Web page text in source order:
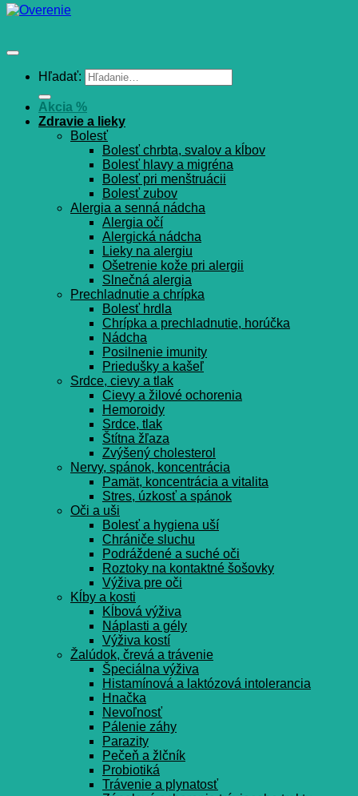
Hľadať:
Akcia %
Zdravie a lieky
Bolesť
Bolesť chrbta, svalov a kĺbov
Bolesť hlavy a migréna
Bolesť pri menštruácii
Bolesť zubov
Alergia a senná nádcha
Alergia očí
Alergická nádcha
Lieky na alergiu
Ošetrenie kože pri alergii
Slnečná alergia
Prechladnutie a chrípka
Bolesť hrdla
Chrípka a prechladnutie, horúčka
Nádcha
Posilnenie imunity
Priedušky a kašeľ
Srdce, cievy a tlak
Cievy a žilové ochorenia
Hemoroidy
Srdce, tlak
Štítna žľaza
Zvýšený cholesterol
Nervy, spánok, koncentrácia
Pamät, koncentrácia a vitalita
Stres, úzkosť a spánok
Oči a uši
Bolesť a hygiena uší
Chrániče sluchu
Podráždené a suché oči
Roztoky na kontaktné šošovky
Výživa pre oči
Kĺby a kosti
Kĺbová výživa
Náplasti a gély
Výživa kostí
Žalúdok, črevá a trávenie
Špeciálna výživa
Histamínová a laktózová intolerancia
Hnačka
Nevoľnosť
Pálenie záhy
Parazity
Pečeň a žlčník
Probiotiká
Trávenie a plynatosť